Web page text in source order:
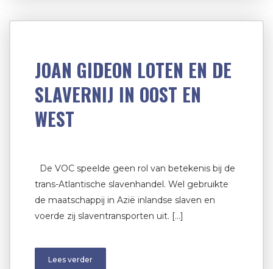
JOAN GIDEON LOTEN EN DE
SLAVERNIJ IN OOST EN
WEST
De VOC speelde geen rol van betekenis bij de
trans-Atlantische slavenhandel. Wel gebruikte
de maatschappij in Azië inlandse slaven en
voerde zij slaventransporten uit. […]
Lees verder